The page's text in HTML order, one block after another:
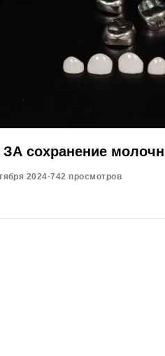
сохранение
2024·742 просмотров